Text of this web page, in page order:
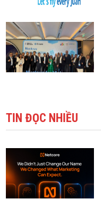
TIN ĐỌC NHIỀU